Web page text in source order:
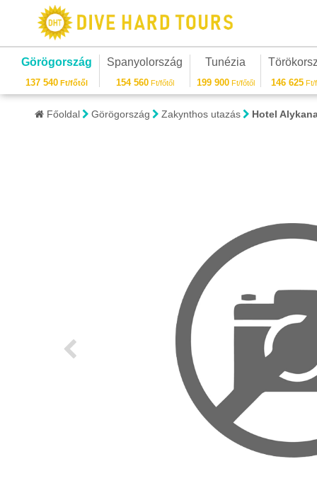
Görögország
137 540 Ft/főtől
Spanyolország
154 560Ft/főtől
Tunézia
199 900Ft/főtől 146 625Ft/
Főoldal Görögország Zakynthos utazás Hotel